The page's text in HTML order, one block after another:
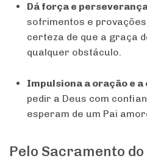
forma
sobrenatural
coração
cristão,
Dá força e
sofrimentos e
certeza de que a graça
qualquer obstáculo.
Impulsiona a oração e
pedir a Deus com
esperam de um Pai
Pelo Sacramento